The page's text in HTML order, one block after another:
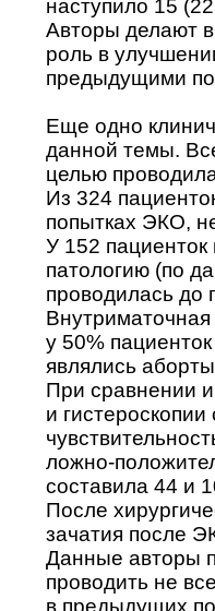
наступило 15
Авторы делают
роль в
предыдущими
Еще одно
данной темы.
целью
Из 324
попытках ЭКО,
У 152
патологию (по
проводилась до
у 50%
являлись
При сравнении
и
ложно-
составила 44 и
После
зачатия после
Данные авторы
проводить не
в предыдущих